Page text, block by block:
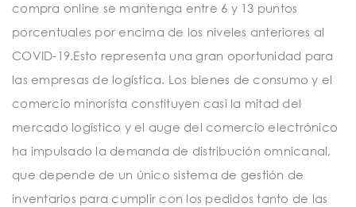
compra online se mantenga entre 6 y 13 puntos
porcentuales por encima de los niveles anteriores al
COVID-19.Esto representa una gran oportunidad para
las empresas de logística. Los bienes de consumo y el
comercio minorista constituyen casi la mitad del
mercado logístico y el auge del comercio electrónico
ha impulsado la demanda de distribución omnicanal,
que depende de un único sistema de gestión de
inventarios para cumplir con los pedidos tanto de las